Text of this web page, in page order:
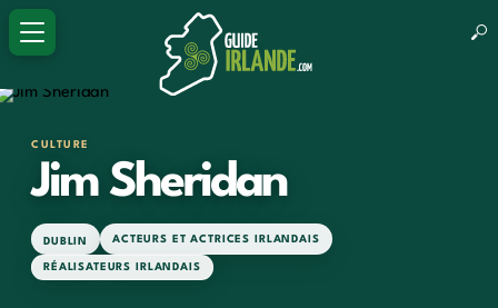
CULTURE
Jim Sheridan
DUBLIN ACTEURS ET ACTRICES IRLANDAIS
RÉALISATEURS IRLANDAIS